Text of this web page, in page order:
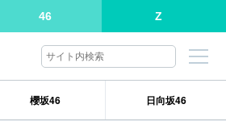
46 Z
櫻坂46 日向坂46